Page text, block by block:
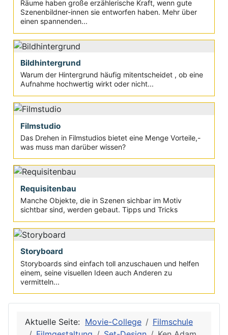
Räume haben große erzählerische Kraft, wenn gute
Szenenbildner-innen sie entworfen haben. Mehr über
einen spannenden...
Bildhintergrund
Warum der Hintergrund häufig mitentscheidet , ob eine
Aufnahme hochwertig wirkt oder nicht...
Filmstudio
Das Drehen in Filmstudios bietet eine Menge Vorteile,-
was muss man darüber wissen?
Requisitenbau
Manche Objekte, die in Szenen sichbar im Motiv
sichtbar sind, werden gebaut. Tipps und Tricks
Storyboard
Storyboards sind einfach toll anzuschauen und helfen
einem, seine visuellen Ideen auch Anderen zu
vermitteln...
Aktuelle Seite: Movie-College
Filmschule